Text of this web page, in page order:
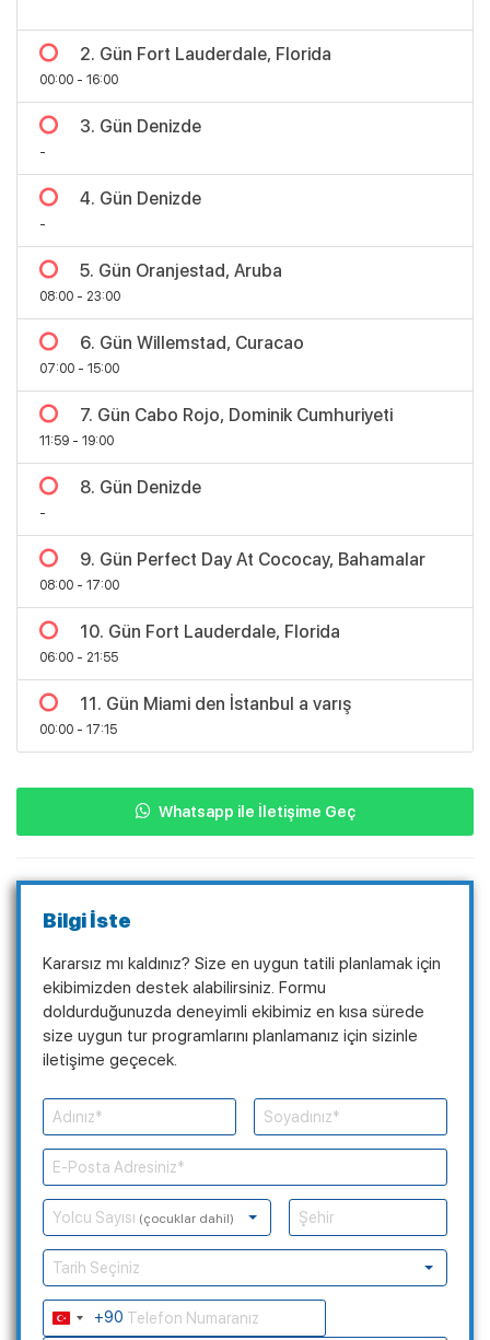
2. Gün Fort Lauderdale, Florida
00:00 - 16:00
3. Gün Denizde
-
4. Gün Denizde
-
5. Gün Oranjestad, Aruba
08:00 - 23:00
6. Gün Willemstad, Curacao
07:00 - 15:00
7. Gün Cabo Rojo, Dominik Cumhuriyeti
11:59 - 19:00
8. Gün Denizde
-
9. Gün Perfect Day At Cococay, Bahamalar
08:00 - 17:00
10. Gün Fort Lauderdale, Florida
06:00 - 21:55
11. Gün Miami den İstanbul a varış
00:00 - 17:15
Whatsapp ile İletişime Geç
Bilgi İste
Kararsız mı kaldınız? Size en uygun tatili planlamak için
ekibimizden destek alabilirsiniz. Formu
doldurduğunuzda deneyimli ekibimiz en kısa sürede
size uygun tur programlarını planlamanız için sizinle
iletişime geçecek.
Yolcu Sayısı (çocuklar dahil)
Tarih Seçiniz
Turkey+90